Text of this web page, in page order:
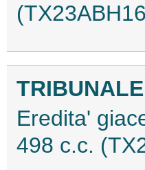
Eredita'
498 c.c.